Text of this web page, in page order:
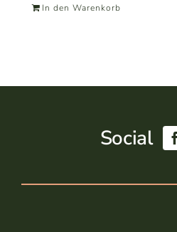
In den Warenkorb
Social